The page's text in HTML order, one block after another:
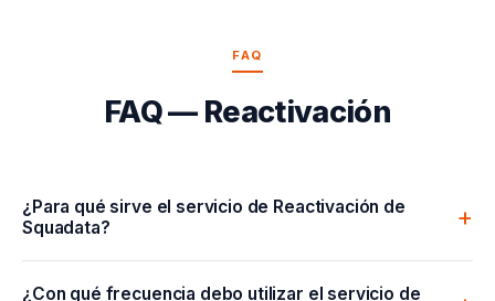
FAQ
FAQ — Reactivación
¿Para qué sirve el servicio de Reactivación de
Squadata?
¿Con qué frecuencia debo utilizar el servicio de